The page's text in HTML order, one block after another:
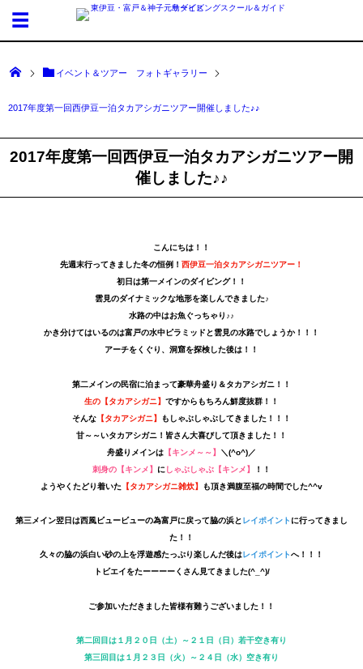
イベント＆ツアー フォトギャラリー
2017年度第一回西伊豆一泊タカアシガニツアー開催しました♪♪
2017年度第一回西伊豆一泊タカアシガニツアー開
催しました♪♪
こんにちは！！
先週末行ってきました冬の恒例！ 西伊豆一泊タカアシガニツアー！
初日は第一メインのダイビング！！
雲見のダイナミックな地形を楽しんできました♪
水路の中はお魚ぐっちゃり♪♪
かき分けてはいるのは富戸の水中ピラミッドと雲見の水路でしょうか！！！
アーチをくぐり、洞窟を探検した後は！！
第二メインの民宿に泊まって豪華舟盛り＆タカアシガニ！！
生の【タカアシガニ】 ですからもちろん鮮度抜群！！
そんな 【タカアシガニ】
もしゃぶしゃぶしてきました！！！
甘～～いタカアシガニ！皆さん大喜びして頂きました！！
舟盛りメインは 【キンメ～～】 ＼(^o^)／
刺身の【キンメ】 に しゃぶしゃぶ【キンメ】
！！
ようやくたどり着いた 【タカアシガニ雑炊】 も頂き満腹至福の時間でした^^v
第三メイン翌日は西風ビュービューの為富戸に戻って脇の浜とレイポイント に行ってきまし
た！！
久々の脇の浜白い砂の上を浮遊感たっぷり楽しんだ後はレイポイントへ！！！
トビエイをたーーーーくさん見てきました(^_^)/
ご参加いただきました皆様有難うございました！！
第二回目は１月２０日（土）～２１日（日）若干空き有り
第三回目は１月２３日（火）～２４日（水）空き有り